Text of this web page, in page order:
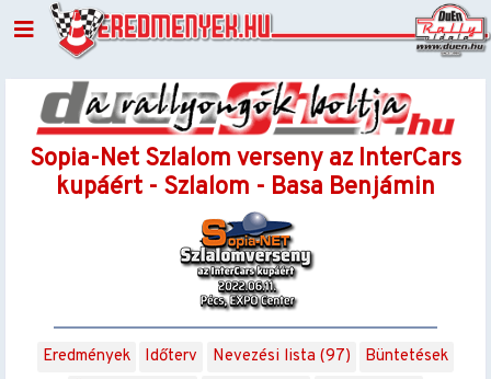
Sopia-Net Szlalom verseny az InterCars
kupáért - Szlalom - Basa Benjámin
Eredmények Időterv Nevezési lista (97)
Büntetések